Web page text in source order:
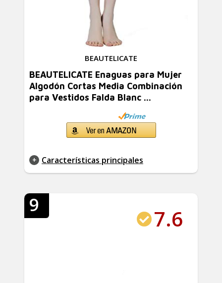
BEAUTELICATE
BEAUTELICATE Enaguas para Mujer
Algodón Cortas Media Combinación
para Vestidos Falda Blanc ...
Características principales
9
7.6